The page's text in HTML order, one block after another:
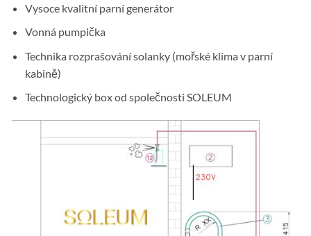
Vysoce kvalitní parní generátor
Vonná pumpička
Technika rozprašování solanky (mořské klima v parní
kabině)
Technologický box od společnosti SOLEUM